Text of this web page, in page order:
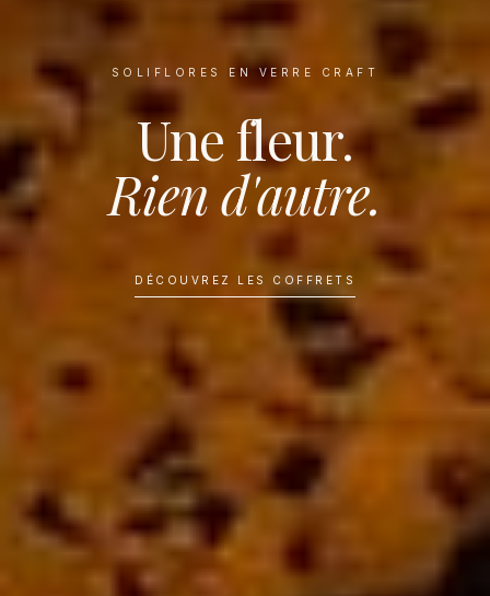
SOLIFLORES EN VERRE CRAFT
Une fleur.
Rien d'autre.
DÉCOUVREZ LES COFFRETS